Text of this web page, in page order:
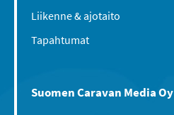
Liikenne & ajotaito
Tapahtumat
Suomen Caravan Media Oy